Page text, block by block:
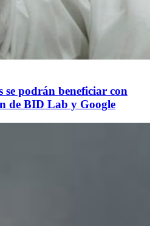
se podrán beneficiar con
de BID Lab y Google